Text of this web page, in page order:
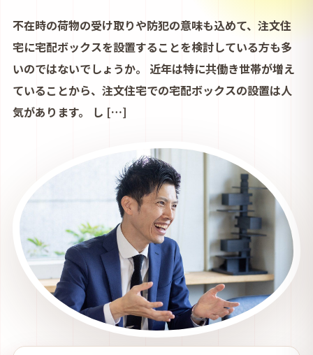
不在時の荷物の受け取りや防犯の意味も込めて、注文住
宅に宅配ボックスを設置することを検討している方も多
いのではないでしょうか。 近年は特に共働き世帯が増え
ていることから、注文住宅での宅配ボックスの設置は人
気があります。 し […]